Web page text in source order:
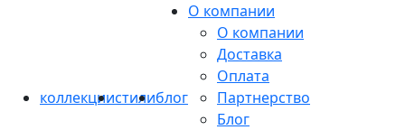
коллекциистилиблог
О компании
О компании
Доставка
Оплата
Партнерство
Блог